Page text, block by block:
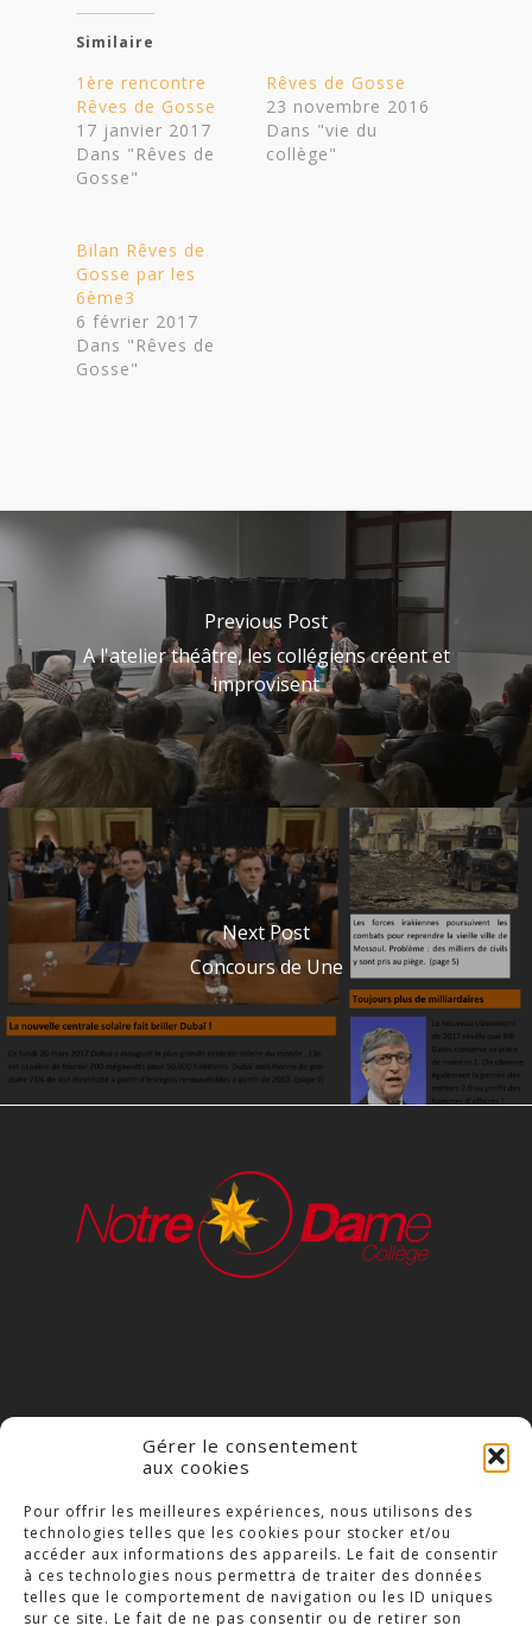
Gérer le consentement
aux cookies
Pour offrir les meilleures expériences, nous utilisons des
technologies telles que les cookies pour stocker et/ou
accéder aux informations des appareils. Le fait de consentir
à ces technologies nous permettra de traiter des données
telles que le comportement de navigation ou les ID uniques
sur ce site. Le fait de ne pas consentir ou de retirer son
Similaire
1ère rencontre
Rêves de Gosse
17 janvier 2017
Dans "Rêves de
Gosse"
Rêves de Gosse
23 novembre 2016
Dans "vie du
collège"
Bilan Rêves de
Gosse par les
6ème3
6 février 2017
Dans "Rêves de
Gosse"
Previous Post
A l'atelier théâtre, les collégiens créent et
improvisent
Next Post
Concours de Une
COLLÈGE NOTRE DAME
23 Place Saint-Jean,
79300 Bressuire
Téléphone : 05 49 74 46 20